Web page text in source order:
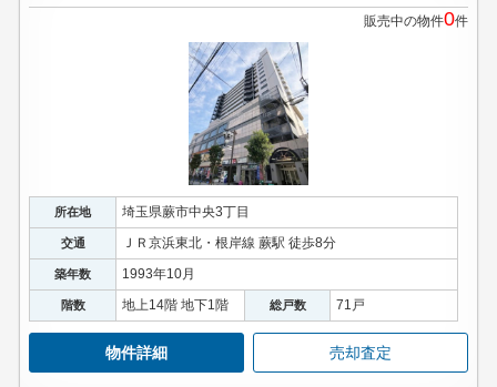
販売中の物件0件
所在地 埼玉県蕨市中央3丁目
交通 ＪＲ京浜東北・根岸線 蕨駅 徒歩8分
築年数 1993年10月
階数 地上14階 地下1階 総戸数 71戸
物件詳細 売却査定